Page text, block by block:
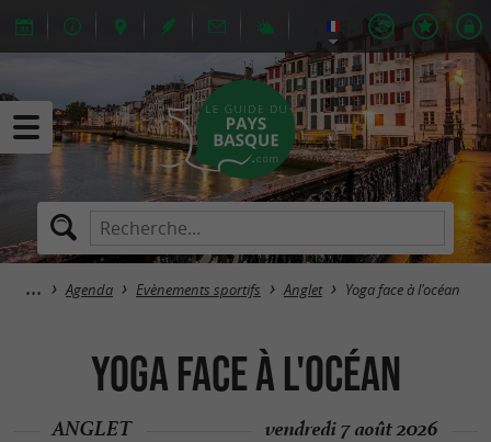
Agenda Evènements sportifs Anglet Yoga face à l'océan
Yoga face à l'océan
ANGLET vendredi 7 août 2026